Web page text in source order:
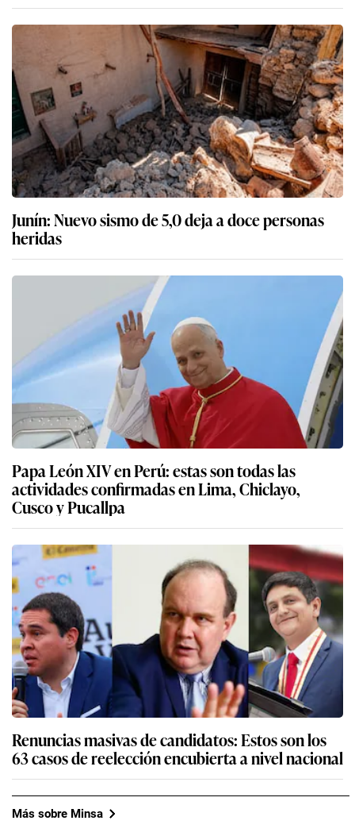
Junín: Nuevo sismo de 5,0 deja a doce personas
heridas
Papa León XIV en Perú: estas son todas las
actividades confirmadas en Lima, Chiclayo,
Cusco y Pucallpa
Renuncias masivas de candidatos: Estos son los
63 casos de reelección encubierta a nivel nacional
Más sobre Minsa